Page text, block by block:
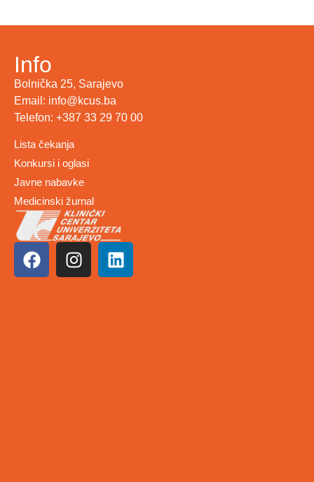
Info
Bolnička 25, Sarajevo
Email: info@kcus.ba
Telefon: +387 33 29 70 00
Lista čekanja
Konkursi i oglasi
Javne nabavke
Medicinski žurnal